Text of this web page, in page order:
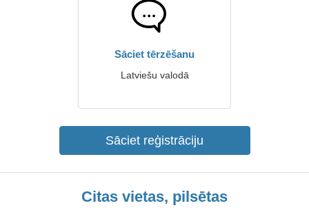
Sāciet tērzēšanu
Latviešu valodā
Sāciet reģistrāciju
Citas vietas, pilsētas